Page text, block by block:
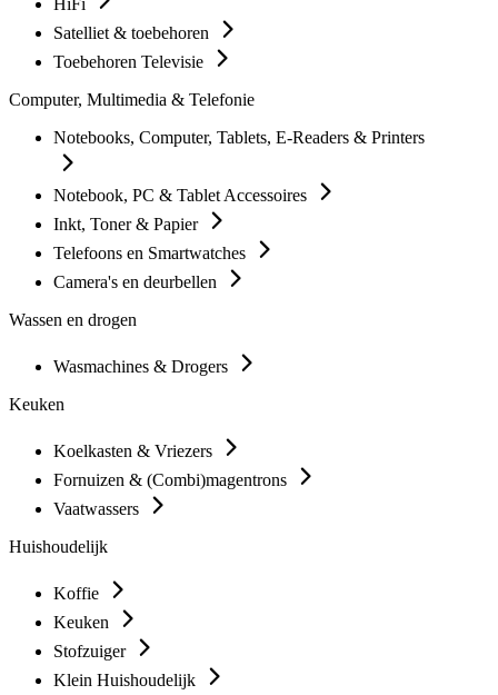
HiFi
Satelliet & toebehoren
Toebehoren Televisie
Computer, Multimedia & Telefonie
Notebooks, Computer, Tablets, E-Readers & Printers
Notebook, PC & Tablet Accessoires
Inkt, Toner & Papier
Telefoons en Smartwatches
Camera's en deurbellen
Wassen en drogen
Wasmachines & Drogers
Keuken
Koelkasten & Vriezers
Fornuizen & (Combi)magentrons
Vaatwassers
Huishoudelijk
Koffie
Keuken
Stofzuiger
Klein Huishoudelijk